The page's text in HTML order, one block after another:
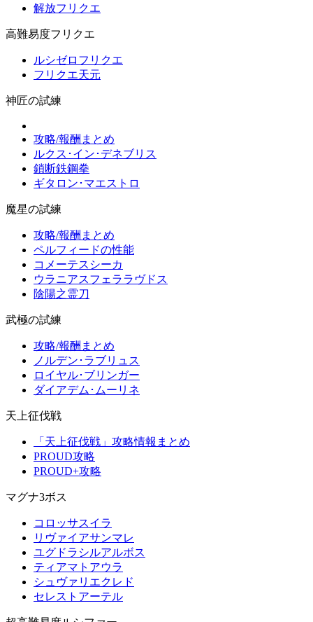
解放フリクエ
高難易度フリクエ
ルシゼロフリクエ
フリクエ天元
神匠の試練
攻略/報酬まとめ
ルクス･イン･デネブリス
鎖断鉄鋼拳
ギタロン･マエストロ
魔星の試練
攻略/報酬まとめ
ペルフィードの性能
コメーテスシーカ
ウラニアスフェララヴドス
陰陽之霊刀
武極の試練
攻略/報酬まとめ
ノルデン･ラブリュス
ロイヤル･ブリンガー
ダイアデム･ムーリネ
天上征伐戦
「天上征伐戦」攻略情報まとめ
PROUD攻略
PROUD+攻略
マグナ3ボス
コロッサスイラ
リヴァイアサンマレ
ユグドラシルアルボス
ティアマトアウラ
シュヴァリエクレド
セレストアーテル